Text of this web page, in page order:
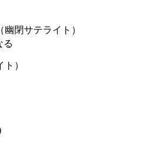
（幽閉サテライト）
る
ト）